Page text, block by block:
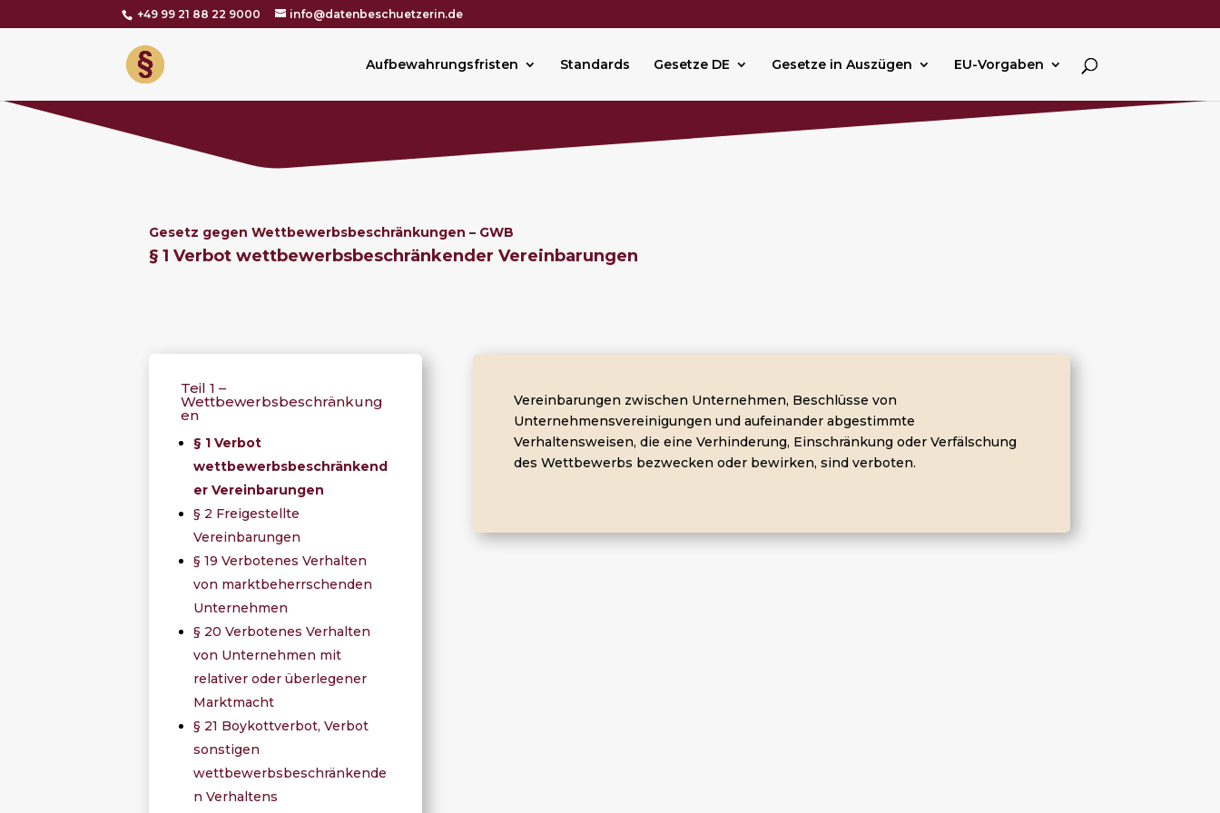
+49 99 21 88 22 9000 info@datenbeschuetzerin.de
Aufbewahrungsfristen Standards Gesetze DE Gesetze in Auszügen EU-Vorgaben
Gesetz gegen Wettbewerbsbeschränkungen – GWB
§ 1 Verbot wettbewerbsbeschränkender Vereinbarungen
Teil 1 –
Wettbewerbsbeschränkung
en
§ 1 Verbot
wettbewerbsbeschränkend
er Vereinbarungen
§ 2 Freigestellte
Vereinbarungen
§ 19 Verbotenes Verhalten
von marktbeherrschenden
Unternehmen
§ 20 Verbotenes Verhalten
von Unternehmen mit
relativer oder überlegener
Marktmacht
§ 21 Boykottverbot, Verbot
sonstigen
wettbewerbsbeschränkende
n Verhaltens
Vereinbarungen zwischen Unternehmen, Beschlüsse von
Unternehmensvereinigungen und aufeinander abgestimmte
Verhaltensweisen, die eine Verhinderung, Einschränkung oder Verfälschung
des Wettbewerbs bezwecken oder bewirken, sind verboten.